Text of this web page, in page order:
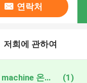
연락처
저희에 관하여
15000bph essential oil filling machine 온라인 제조 (1)